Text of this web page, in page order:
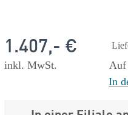
1.407,- €
inkl. MwSt.
Auf
In